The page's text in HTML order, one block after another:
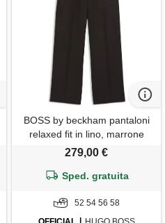
BOSS by beckham pantaloni
relaxed fit in lino, marrone
scuro
279,00 €
Sped. gratuita
52 54 56 58